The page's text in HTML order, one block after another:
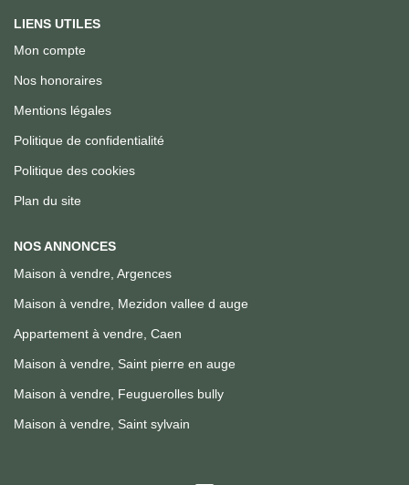
LIENS UTILES
Mon compte
Nos honoraires
Mentions légales
Politique de confidentialité
Politique des cookies
Plan du site
NOS ANNONCES
Maison à vendre, Argences
Maison à vendre, Mezidon vallee d auge
Appartement à vendre, Caen
Maison à vendre, Saint pierre en auge
Maison à vendre, Feuguerolles bully
Maison à vendre, Saint sylvain